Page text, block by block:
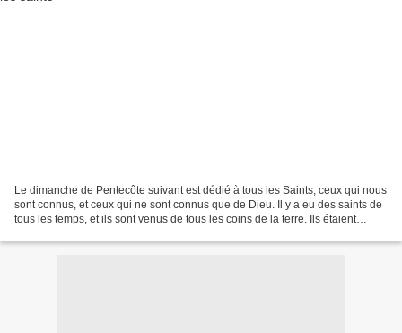
Le dimanche de Pentecôte suivant est dédié à tous les Saints, ceux qui nous
sont connus, et ceux qui ne sont connus que de Dieu. Il y a eu des saints de
tous les temps, et ils sont venus de tous les coins de la terre. Ils étaient